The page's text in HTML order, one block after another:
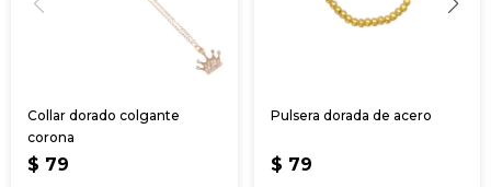
Collar dorado colgante
corona
$ 79
Pulsera dorada de acero
$ 79